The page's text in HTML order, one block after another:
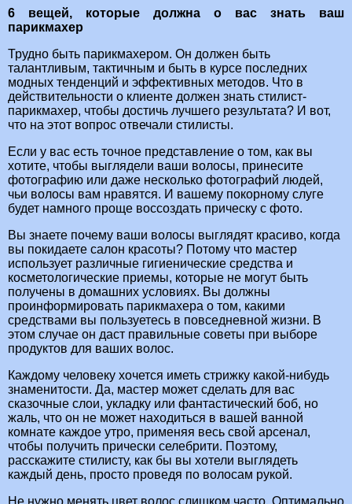
6 вещей, которые должна о вас знать ваш
парикмахер
Трудно быть парикмахером. Он должен быть
талантливым, тактичным и быть в курсе последних
модных тенденций и эффективных методов. Что в
действительности о клиенте должен знать стилист-
парикмахер, чтобы достичь лучшего результата? И вот,
что на этот вопрос отвечали стилисты.
Если у вас есть точное представление о том, как вы
хотите, чтобы выглядели ваши волосы, принесите
фотографию или даже несколько фотографий людей,
чьи волосы вам нравятся. И вашему покорному слуге
будет намного проще воссоздать прическу с фото.
Вы знаете почему ваши волосы выглядят красиво, когда
вы покидаете салон красоты? Потому что мастер
использует различные гигиенические средства и
косметологические приемы, которые не могут быть
получены в домашних условиях. Вы должны
проинформировать парикмахера о том, какими
средствами вы пользуетесь в повседневной жизни. В
этом случае он даст правильные советы при выборе
продуктов для ваших волос.
Каждому человеку хочется иметь стрижку какой-нибудь
знаменитости. Да, мастер может сделать для вас
сказочные слои, укладку или фантастический боб, но
жаль, что он не может находиться в вашей ванной
комнате каждое утро, применяя весь свой арсенал,
чтобы получить прически селебрити. Поэтому,
расскажите стилисту, как бы вы хотели выглядеть
каждый день, просто проведя по волосам рукой.